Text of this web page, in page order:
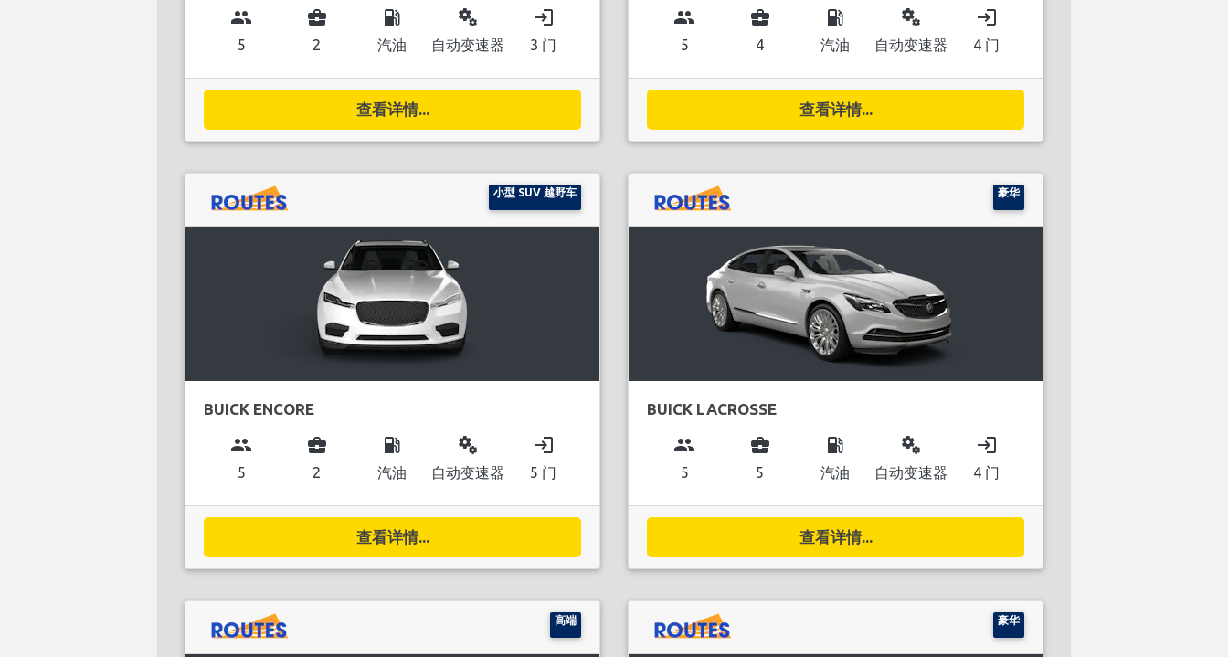
group
5
business_center
2
local_gas_station
汽油
miscellaneous_services
自动变速器
login
3 门
查看详情...
group
5
business_center
4
local_gas_station
汽油
miscellaneous_services
自动变速器
login
4 门
查看详情...
小型 SUV 越野车
BUICK ENCORE
group
5
business_center
2
local_gas_station
汽油
miscellaneous_services
自动变速器
login
5 门
查看详情...
豪华
BUICK LACROSSE
group
5
business_center
5
local_gas_station
汽油
miscellaneous_services
自动变速器
login
4 门
查看详情...
高端 豪华